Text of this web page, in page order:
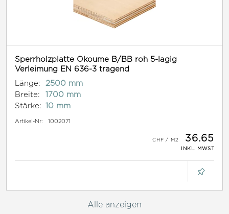
Sperrholzplatte Okoume B/BB roh 5-lagig
Verleimung EN 636-3 tragend
Länge:
2500 mm
Breite:
1700 mm
Stärke: 10 mm
Artikel-Nr: 1002071
36.65
INKL. MWST
Alle anzeigen